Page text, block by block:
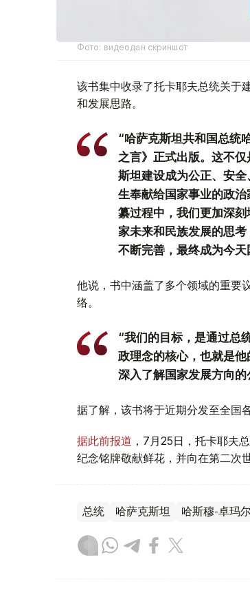
Фото: видеодан скриншот
该书集中收录了托卡耶夫总统关于
和发展思路。
“哈萨克斯坦共和国总统
之言》正式出版。这不
斯坦建设成为公正、安
生奉献给国家事业的政
纂过程中，我们更加深
家未来和民族发展的思
不断完善，最终成为今天
他说，书中涵盖了多个领域的重要
络。
“我们的目标，是通过总
政理念的核心，也就是
深入了解国家发展方向的
据了解，该书将于近期分发至全国
据此前报道 ，7月25日，托卡耶夫
纪念铭牌敬献鲜花，并向在第二次
总统 哈萨克斯坦 哈斯穆-卓玛